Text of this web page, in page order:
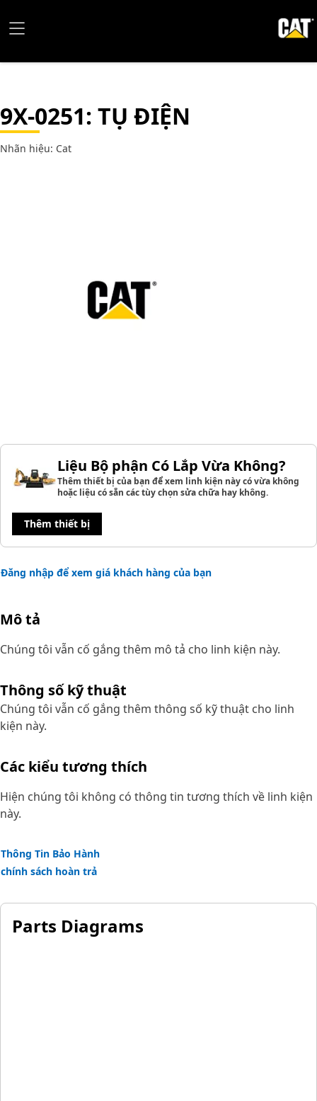
9X-0251: TỤ ĐIỆN
Nhãn hiệu: Cat
Liệu Bộ phận Có Lắp Vừa Không?
Thêm thiết bị của bạn để xem linh kiện này có vừa không
hoặc liệu có sẵn các tùy chọn sửa chữa hay không.
Thêm thiết bị
Đăng nhập để xem giá khách hàng của bạn
Mô tả
Chúng tôi vẫn cố gắng thêm mô tả cho linh kiện này.
Thông số kỹ thuật
Chúng tôi vẫn cố gắng thêm thông số kỹ thuật cho linh
kiện này.
Các kiểu tương thích
Hiện chúng tôi không có thông tin tương thích về linh kiện
này.
Thông Tin Bảo Hành
chính sách hoàn trả
Parts Diagrams